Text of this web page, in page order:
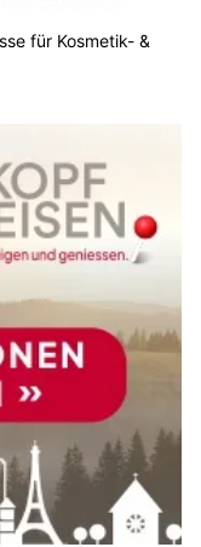
für Kosmetik- &